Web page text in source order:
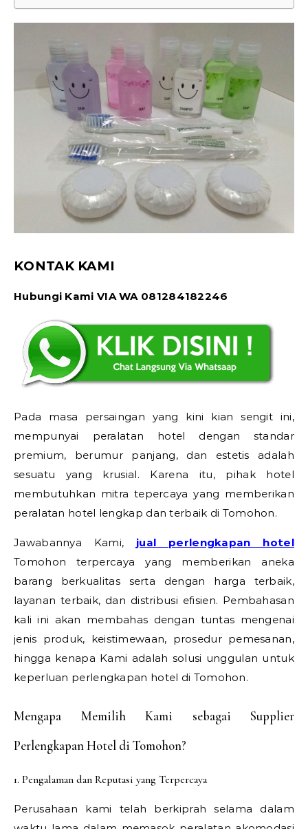
KONTAK KAMI
Hubungi Kami VIA WA 081284182246
Pada masa persaingan yang kini kian sengit ini,
mempunyai peralatan hotel dengan standar
premium, berumur panjang, dan estetis adalah
sesuatu yang krusial. Karena itu, pihak hotel
membutuhkan mitra tepercaya yang memberikan
peralatan hotel lengkap dan terbaik di Tomohon.
Jawabannya Kami, jual perlengkapan hotel
Tomohon terpercaya yang memberikan aneka
barang berkualitas serta dengan harga terbaik,
layanan terbaik, dan distribusi efisien. Pembahasan
kali ini akan membahas dengan tuntas mengenai
jenis produk, keistimewaan, prosedur pemesanan,
hingga kenapa Kami adalah solusi unggulan untuk
keperluan perlengkapan hotel di Tomohon.
Mengapa Memilih Kami sebagai Supplier
Perlengkapan Hotel di Tomohon?
1. Pengalaman dan Reputasi yang Terpercaya
Perusahaan kami telah berkiprah selama dalam